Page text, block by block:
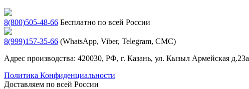
8(800)505-48-66 Бесплатно по всей России
8(999)157-35-66 (WhatsApp, Viber, Telegram, СМС)
Адрес производства: 420030, РФ, г. Казань, ул. Кызыл Армейская д.23а
Политика Конфиденциальности
Доставляем по всей России